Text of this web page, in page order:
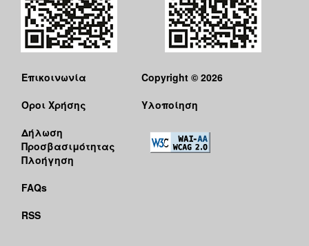
Επικοινωνία
Όροι Χρήσης
Δήλωση
Προσβασιμότητας
Πλοήγηση
FAQs
RSS
Copyright © 2026
Υλοποίηση